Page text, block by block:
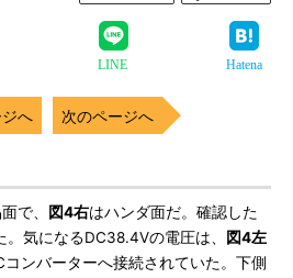
LINE Hatena
へ 次のページへ
で、 図4右はハンダ面だ。確認した
気になるDC38.4Vの電圧は、
図4左
ンバーターへ接続されていた。下側